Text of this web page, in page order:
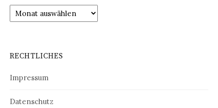
Archiv
RECHTLICHES
Impressum
Datenschutz